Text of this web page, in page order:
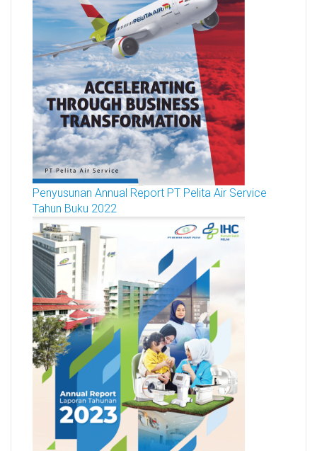
Penyusunan Annual Report PT Pelita Air Service
Tahun Buku 2022